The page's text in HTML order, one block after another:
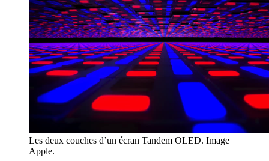
Les deux couches d’un écran Tandem OLED. Image
Apple.